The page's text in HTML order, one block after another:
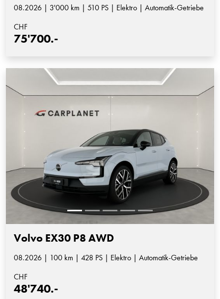
08.2026 | 3'000 km | 510 PS | Elektro | Automatik-Getriebe
CHF
75'700.-
Volvo EX30 P8 AWD
08.2026 | 100 km | 428 PS | Elektro | Automatik-Getriebe
CHF
48'740.-